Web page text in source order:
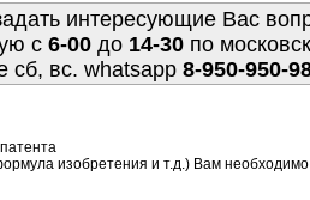
интересующие Вас
c 6-00до 14-30по
сб, вс. whatsapp 8-950-950-
изобретения и т.д.) Вам